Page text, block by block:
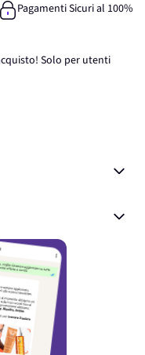
Pagamenti Sicuri al 100%
Solo per utenti